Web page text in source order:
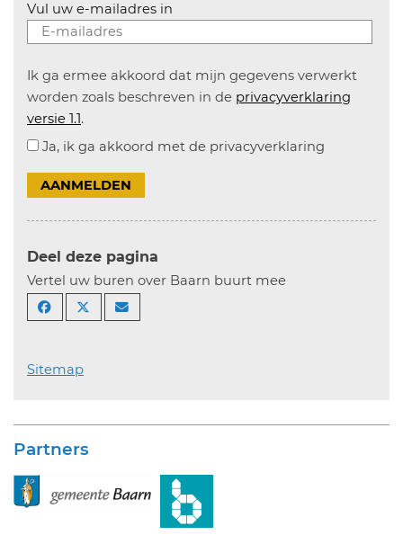
Vul uw e-mailadres in
Ik ga ermee akkoord dat mijn gegevens verwerkt
worden zoals beschreven in de privacyverklaring
versie 1.1.
Ja, ik ga akkoord met de privacyverklaring
AANMELDEN
Deel deze pagina
Vertel uw buren over Baarn buurt mee
Sitemap
Partners